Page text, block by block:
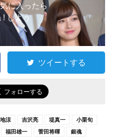
に入ったら
! しよう
ツイートする
涼 吉沢亮 堤真一
小栗旬
福田雄一 菅田将暉 銀魂